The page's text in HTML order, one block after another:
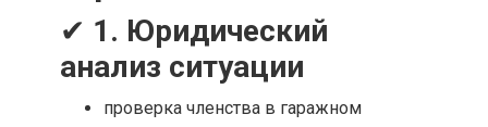
✔ 1. Юридический
анализ ситуации
проверка членства в гаражном